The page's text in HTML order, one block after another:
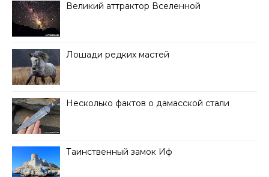
Великий аттрактор Вселенной
Лошади редких мастей
Несколько фактов о дамасской стали
Таинственный замок Иф